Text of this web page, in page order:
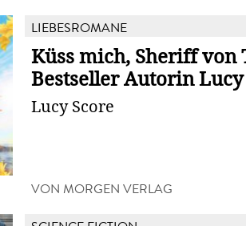
LIEBESROMANE
Küss mich, Sheriff von
Bestseller Autorin Lucy
Lucy Score
VON MORGEN VERLAG